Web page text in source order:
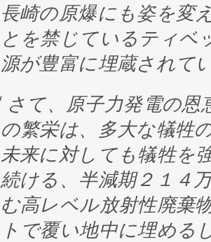
長崎の原爆にも姿を変
とを禁じているティベ
源が豊富に埋蔵されて
さて、原子力発電の恩
の繁栄は、多大な犠牲
未来に対しても犠牲を
続ける、半減期２１４
む高レベル放射性廃棄
トで覆い地中に埋める